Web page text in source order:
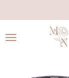
direct
naar